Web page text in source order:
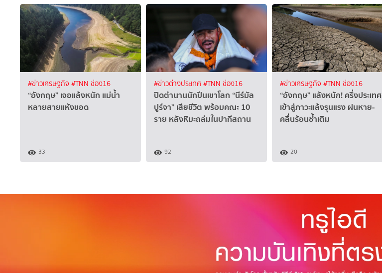
#ข่าวเศรษฐกิจ #TNN ช่อง16
“อังกฤษ” เจอแล้งหนัก แม่น้ำ
หลายสายแห้งขอด
33
#ข่าวต่างประเทศ #TNN ช่อง16
ปิดตำนานนักปีนเขาโลก “นีร์มัล
ปูร์จา” เสียชีวิต พร้อมคณะ 10
ราย หลังหิมะถล่มในปากีสถาน
92
#ข่าวเศรษฐกิจ #TNN ช่อง16
“อังกฤษ” แล้งหนัก! ครึ่งประเทศ
เข้าสู่ภาวะแล้งรุนแรง ฝนหาย-
คลื่นร้อนซ้ำเติม
20